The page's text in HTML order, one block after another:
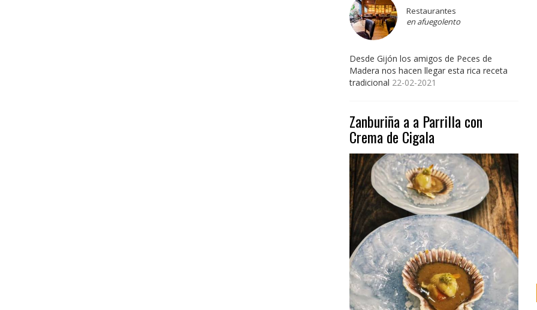
Restaurantes
en afuegolento
Desde Gijón los amigos de Peces de
Madera nos hacen llegar esta rica receta
tradicional 22-02-2021
Zanburiña a a Parrilla con
Crema de Cigala